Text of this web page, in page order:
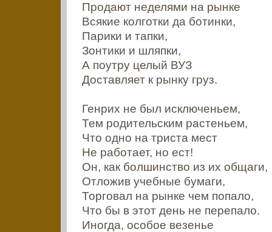
Продают неделями на рынке
Всякие колготки да ботинки,
Парики и тапки,
Зонтики и шляпки,
А поутру целый ВУЗ
Доставляет к рынку груз.
Генрих не был исключеньем,
Тем родительским растеньем,
Что одно на триста мест
Не работает, но ест!
Он, как болшинство из их общаги,
Отложив учебные бумаги,
Торговал на рынке чем попало,
Что бы в этот день не перепало.
Иногда, особое везенье